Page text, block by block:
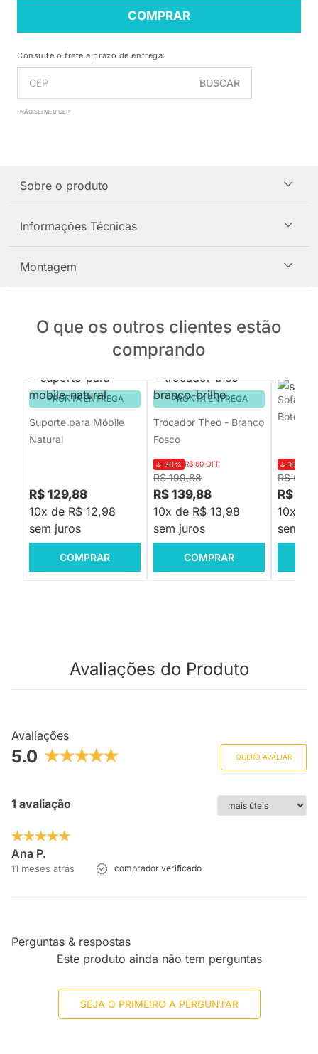
COMPRAR
Consulte o frete e prazo de entrega:
BUSCAR
NÃO SEI MEU CEP
Sobre o produto
Informações Técnicas
Montagem
O que os outros clientes estão
comprando
PRONTA ENTREGA
Suporte para Móbile
Natural
R$ 129,88
10x de R$ 12,98
sem juros
COMPRAR
PRONTA ENTREGA
Trocador Theo - Branco
Fosco
R$ 199,88
-30% R$ 60 OFF
R$ 139,88
10x de R$ 13,98
sem juros
COMPRAR
Sofá
Botonê
R$
-16%
R$
10x de
sem
Avaliações do Produto
Avaliações
5.0 QUERO AVALIAR
1 avaliação
Ana P.
11 meses atrás comprador verificado
Perguntas & respostas
Este produto ainda não tem perguntas
SEJA O PRIMEIRO A PERGUNTAR